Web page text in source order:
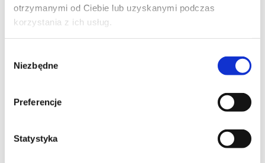
otrzymanymi od Ciebie lub uzyskanymi podczas
korzystania z ich usług.
zgody
Niezbędne
Preferencje
Statystyka
Moje ulubione